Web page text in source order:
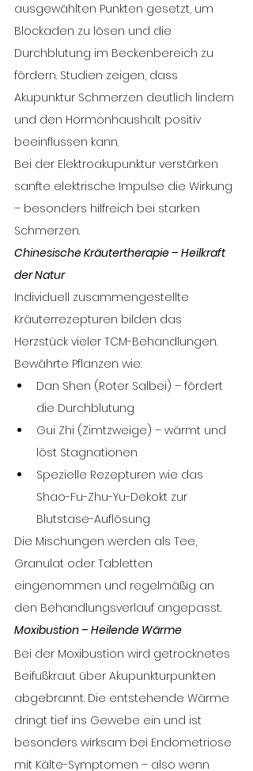
ausgewählten Punkten gesetzt, um
Blockaden zu lösen und die
Durchblutung im Beckenbereich zu
fördern. Studien zeigen, dass
Akupunktur Schmerzen deutlich lindern
und den Hormonhaushalt positiv
beeinflussen kann.
Bei der Elektroakupunktur verstärken
sanfte elektrische Impulse die Wirkung
– besonders hilfreich bei starken
Schmerzen.
Chinesische Kräutertherapie – Heilkraft
der Natur
Individuell zusammengestellte
Kräuterrezepturen bilden das
Herzstück vieler TCM-Behandlungen.
Bewährte Pflanzen wie:
Dan Shen (Roter Salbei) – fördert
die Durchblutung
Gui Zhi (Zimtzweige) – wärmt und
löst Stagnationen
Spezielle Rezepturen wie das
Shao-Fu-Zhu-Yu-Dekokt zur
Blutstase-Auflösung
Die Mischungen werden als Tee,
Granulat oder Tabletten
eingenommen und regelmäßig an
den Behandlungsverlauf angepasst.
Moxibustion – Heilende Wärme
Bei der Moxibustion wird getrocknetes
Beifußkraut über Akupunkturpunkten
abgebrannt. Die entstehende Wärme
dringt tief ins Gewebe ein und ist
besonders wirksam bei Endometriose
mit Kälte-Symptomen – also wenn